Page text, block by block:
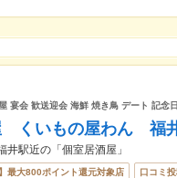
宴会 歓送迎会 海鮮 焼き鳥 デート 記念
くいもの屋わん 福
井駅近の「個室居酒屋」
最大800ポイント還元対象店 口コミ